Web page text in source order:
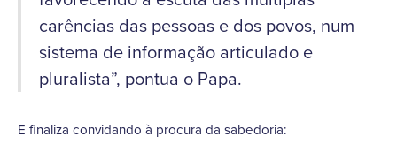
carências das pessoas e dos povos, num
sistema de informação articulado e
pluralista”, pontua o Papa.
E finaliza convidando à procura da sabedoria: